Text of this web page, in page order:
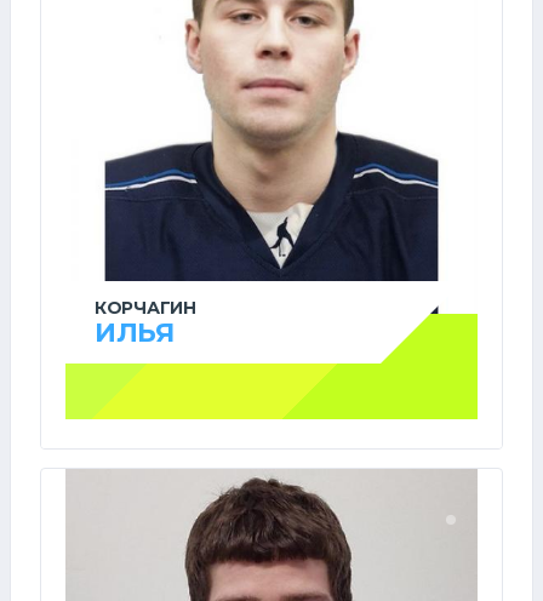
КОРЧАГИН
ИЛЬЯ